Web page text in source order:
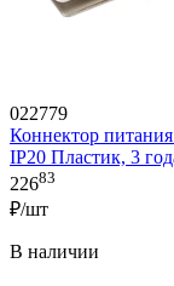
022779
Коннектор
IP20 Пластик, 3
22683
₽/шт
В наличии